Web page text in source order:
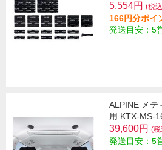
5,554円 (税
166円分ポイ
発送目安：5
ALPINE メテ
用 KTX-MS-
39,600円 (
発送目安：5